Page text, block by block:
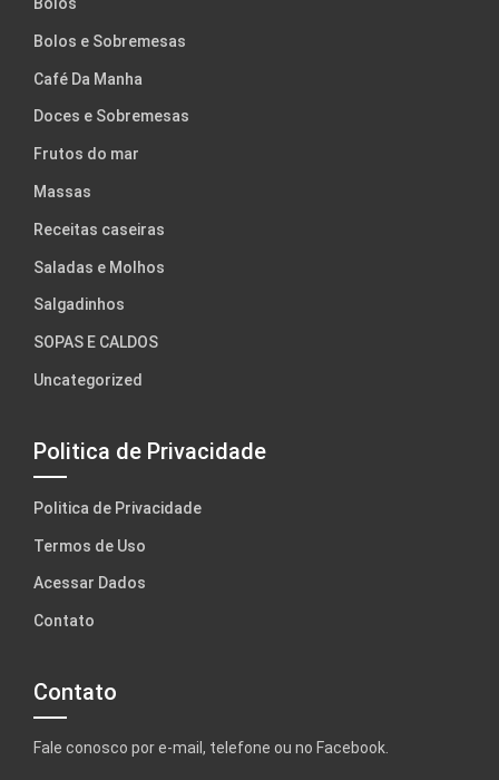
Bolos e Sobremesas
Café Da Manha
Doces e Sobremesas
Frutos do mar
Massas
Receitas caseiras
Saladas e Molhos
Salgadinhos
SOPAS E CALDOS
Uncategorized
Politica de Privacidade
Politica de Privacidade
Termos de Uso
Acessar Dados
Contato
Contato
Fale conosco por e-mail, telefone ou no Facebook.